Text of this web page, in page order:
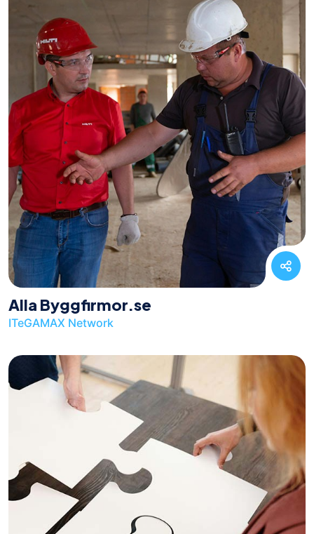
Alla Byggfirmor.se
ITeGAMAX Network